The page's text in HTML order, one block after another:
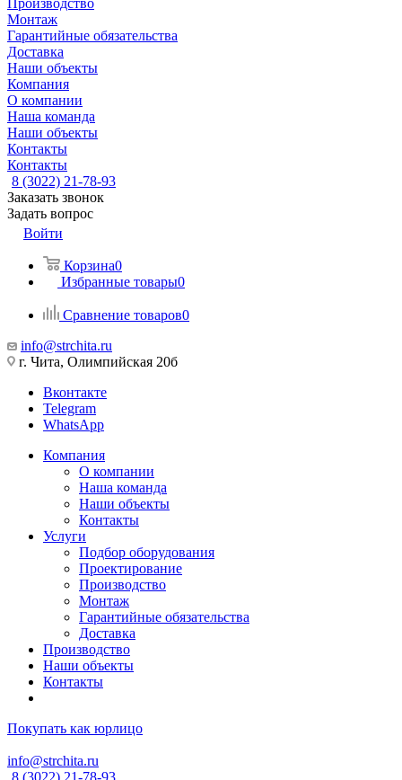
Производство
Монтаж
Гарантийные обязательства
Доставка
Наши объекты
Компания
О компании
Наша команда
Наши объекты
Контакты
Контакты
8 (3022) 21-78-93
Заказать звонок
Задать вопрос
Войти
Корзина0
Избранные товары0
Сравнение товаров0
info@strchita.ru
г. Чита, Олимпийская 20б
Вконтакте
Telegram
WhatsApp
Компания
О компании
Наша команда
Наши объекты
Контакты
Услуги
Подбор оборудования
Проектирование
Производство
Монтаж
Гарантийные обязательства
Доставка
Производство
Наши объекты
Контакты
Покупать как юрлицо
info@strchita.ru
8 (3022) 21-78-93